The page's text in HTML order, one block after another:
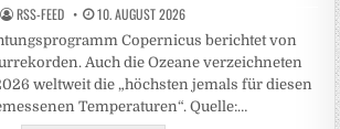
RSS-FEED 10. AUGUST 2026
Copernicus berichtet von
Auch die Ozeane verzeichneten
weltweit die „höchsten jemals für diesen
Temperaturen“. Quelle:…